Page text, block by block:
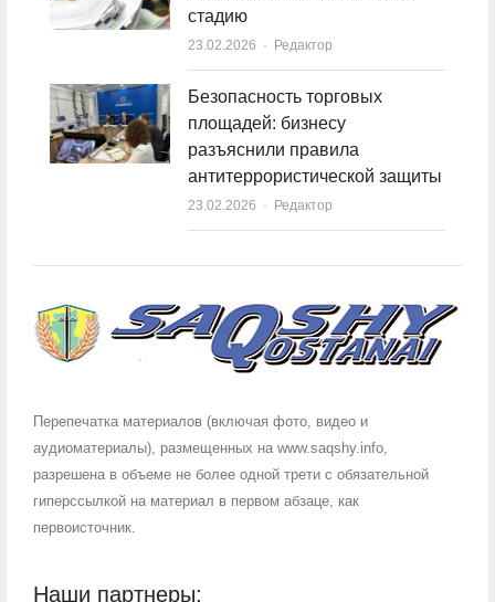
стадию
23.02.2026 Author
Редактор
Безопасность торговых
площадей: бизнесу
разъяснили правила
антитеррористической защиты
23.02.2026 Author
Редактор
Перепечатка материалов (включая фото, видео и
аудиоматериалы), размещенных на www.saqshy.info,
разрешена в объеме не более одной трети с обязательной
гиперссылкой на материал в первом абзаце, как
первоисточник.
Наши партнеры: